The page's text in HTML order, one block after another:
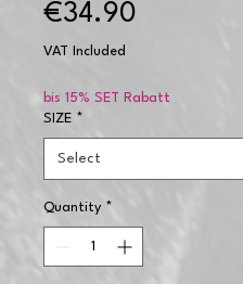
€34.90
VAT Included
bis 15% SET Rabatt
SIZE *
Quantity *